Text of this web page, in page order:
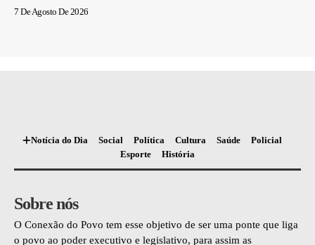
7 De Agosto De 2026
Notícia do Dia Social Política Cultura Saúde
Policial
Esporte
História
Sobre nós
O Conexão do Povo tem esse objetivo de ser uma ponte que liga
o povo ao poder executivo e legislativo, para assim as